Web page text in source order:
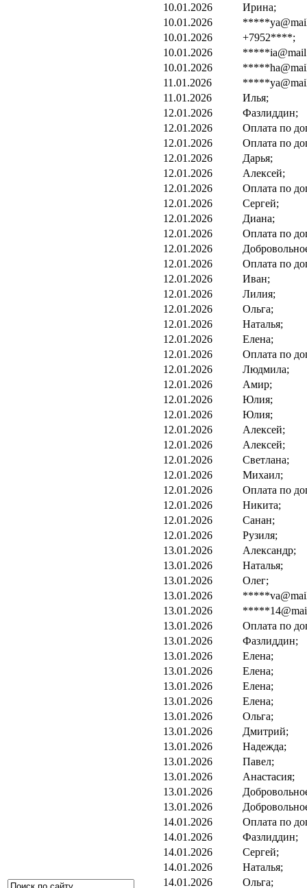
10.01.2026
Ирина;
10.01.2026
10.01.2026
+7952****;
10.01.2026
10.01.2026
11.01.2026
11.01.2026
Илья;
12.01.2026
Фазлиддин;
12.01.2026
Оплата по
12.01.2026
Оплата по
12.01.2026
Дарья;
12.01.2026
Алексей;
12.01.2026
Оплата по
12.01.2026
Сергей;
12.01.2026
Диана;
12.01.2026
Оплата по
12.01.2026
12.01.2026
Оплата по
12.01.2026
Иван;
12.01.2026
Лилия;
12.01.2026
Ольга;
12.01.2026
Наталья;
12.01.2026
Елена;
12.01.2026
Оплата по
12.01.2026
Людмила;
12.01.2026
Амир;
12.01.2026
Юлия;
12.01.2026
Юлия;
12.01.2026
Алексей;
12.01.2026
Алексей;
12.01.2026
Светлана;
12.01.2026
Михаил;
12.01.2026
Оплата по
12.01.2026
Никита;
12.01.2026
Санан;
12.01.2026
Рузиля;
13.01.2026
Александр;
13.01.2026
Наталья;
13.01.2026
Олег;
13.01.2026
13.01.2026
13.01.2026
Оплата по
13.01.2026
Фазлиддин;
13.01.2026
Елена;
13.01.2026
Елена;
13.01.2026
Елена;
13.01.2026
Елена;
13.01.2026
Ольга;
13.01.2026
Дмитрий;
13.01.2026
Надежда;
13.01.2026
Павел;
13.01.2026
Анастасия;
13.01.2026
13.01.2026
14.01.2026
Оплата по
14.01.2026
Фазлиддин;
14.01.2026
Сергей;
14.01.2026
Наталья;
14.01.2026
Ольга;